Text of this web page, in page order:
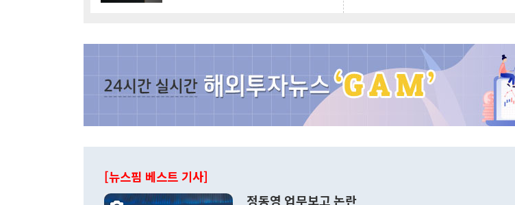
[뉴스핌 베스트 기사]
정동영 업무보고 논란